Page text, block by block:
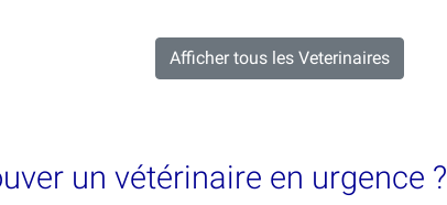
Afficher tous les Veterinaires
un vétérinaire en urgence ?